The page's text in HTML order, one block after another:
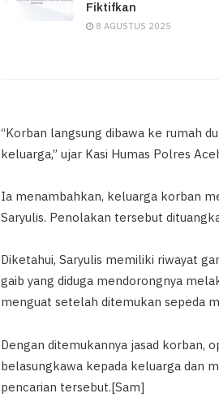
Fiktifkan
8 AGUSTUS 2025
“Korban langsung dibawa ke rumah
keluarga,” ujar Kasi Humas Polres
Ia menambahkan, keluarga korban
Saryulis. Penolakan tersebut
Diketahui, Saryulis memiliki riwayat
gaib yang diduga mendorongnya
menguat setelah ditemukan sepeda
Dengan ditemukannya jasad korban,
belasungkawa kepada keluarga dan
pencarian tersebut.[Sam]